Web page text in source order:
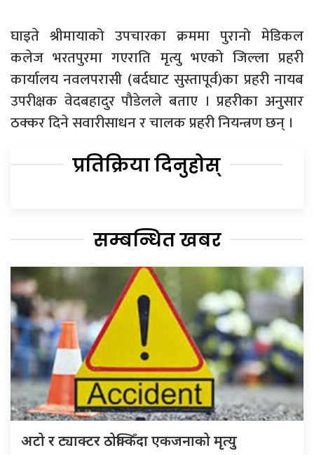
घाइते श्रीमायाको उपचारका क्रममा पुरानो मेडिकल
कलेज भरतपुरमा गएराति मृत्यु भएको जिल्ला प्रहरी
कार्यालय नवलपरासी (बर्दघाट सुस्तापूर्व)का प्रहरी नायब
उपरीक्षक वेदबहादुर पौडेलले बताए । प्रहरीका अनुसार
ठक्कर दिने सवारीसाधन र चालक प्रहरी नियन्त्रण छन् ।
प्रतिक्रिया दिनुहोस्
सम्बन्धित खबर
अटो र ट्याक्टर ठोक्किँदा एकजनाको मृत्यु